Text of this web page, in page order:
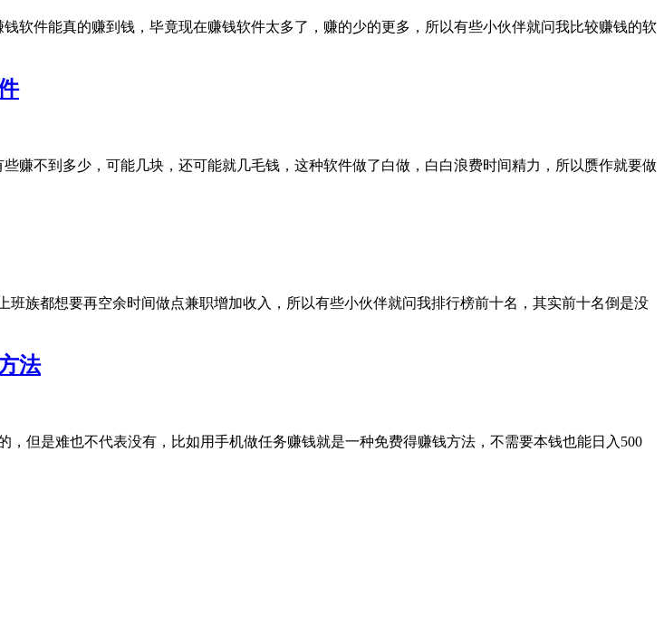
软件能真的赚到钱，毕竟现在赚钱软件太多了，赚的少的更多，所以有些小伙伴就问我比较赚钱的软
赚不到多少，可能几块，还可能就几毛钱，这种软件做了白做，白白浪费时间精力，所以赝作就要做
族都想要再空余时间做点兼职增加收入，所以有些小伙伴就问我排行榜前十名，其实前十名倒是没
法
但是难也不代表没有，比如用手机做任务赚钱就是一种免费得赚钱方法，不需要本钱也能日入500